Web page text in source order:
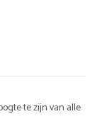
te zijn van alle